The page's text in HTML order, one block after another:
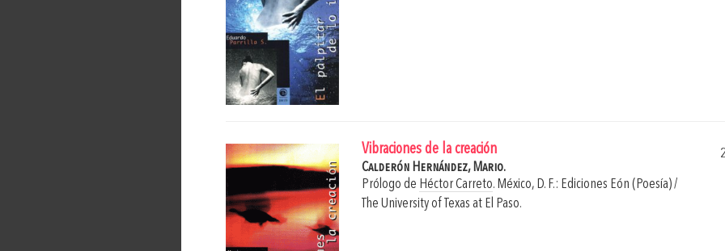
Vibraciones de la creación
Calderón Hernández, Mario.
Prólogo de Héctor Carreto. México, D. F.: Ediciones Eón (Poesía) /
The University of Texas at El Paso.